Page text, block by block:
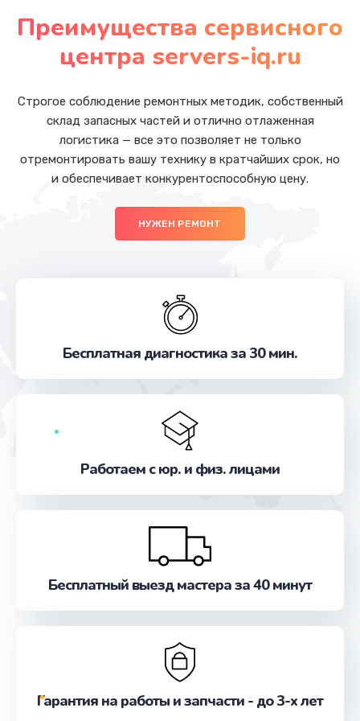
Заказать
от 1045 руб.
Заказать
Замена шим-контроллера
от 3900 руб.
Заказать
Заказать
Заказать
Замена микрофона
Замена динамика
от 670 руб.
Ремонт видеокарты
Заказать
Ремонт цепей питания
Преимущества сервисного
центра servers-iq.ru
Строгое соблюдение ремонтных методик, собственный
склад запасных частей и отлично отлаженная
логистика — все это позволяет не только
отремонтировать вашу технику в кратчайших срок, но
и обеспечивает конкурентоспособную цену.
НУЖЕН РЕМОНТ
Бесплатная диагностика за 30 мин.
Работаем с юр. и физ. лицами
Бесплатный выезд мастера за 40 минут
Гарантия на работы и запчасти - до 3-х лет